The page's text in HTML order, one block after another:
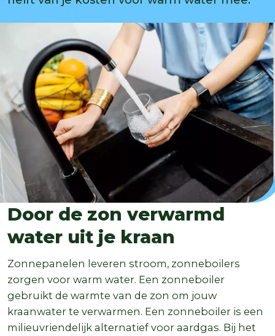
Door de zon verwarmd
water uit je kraan
Zonnepanelen leveren stroom, zonneboilers
zorgen voor warm water. Een zonneboiler
gebruikt de warmte van de zon om jouw
kraanwater te verwarmen. Een zonneboiler is een
milieuvriendelijk alternatief voor aardgas. Bij het